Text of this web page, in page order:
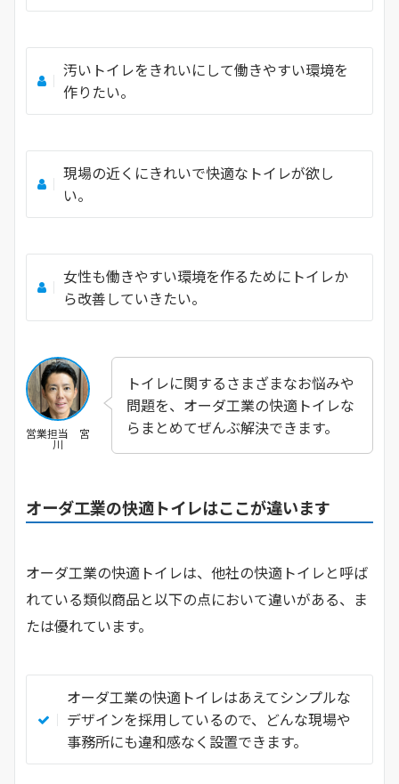
汚いトイレをきれいにして働きやすい環境を
作りたい。
現場の近くにきれいで快適なトイレが欲し
い。
女性も働きやすい環境を作るためにトイレか
ら改善していきたい。
営業担当 宮
川
トイレに関するさまざまなお悩みや
問題を、オーダ工業の快適トイレな
らまとめてぜんぶ解決できます。
オーダ工業の快適トイレはここが違います
オーダ工業の快適トイレは、他社の快適トイレと呼ば
れている類似商品と以下の点において違いがある、ま
たは優れています。
オーダ工業の快適トイレはあえてシンプルな
デザインを採用しているので、どんな現場や
事務所にも違和感なく設置できます。